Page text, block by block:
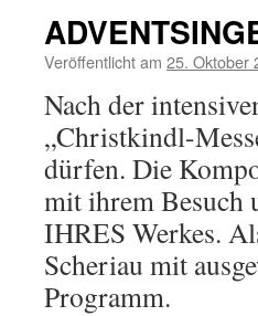
Veröffentlicht am 25. Oktober
Nach der
„Christkindl-
dürfen. Die
mit ihrem Besuch
IHRES Werkes.
Scheriau mit
Programm.